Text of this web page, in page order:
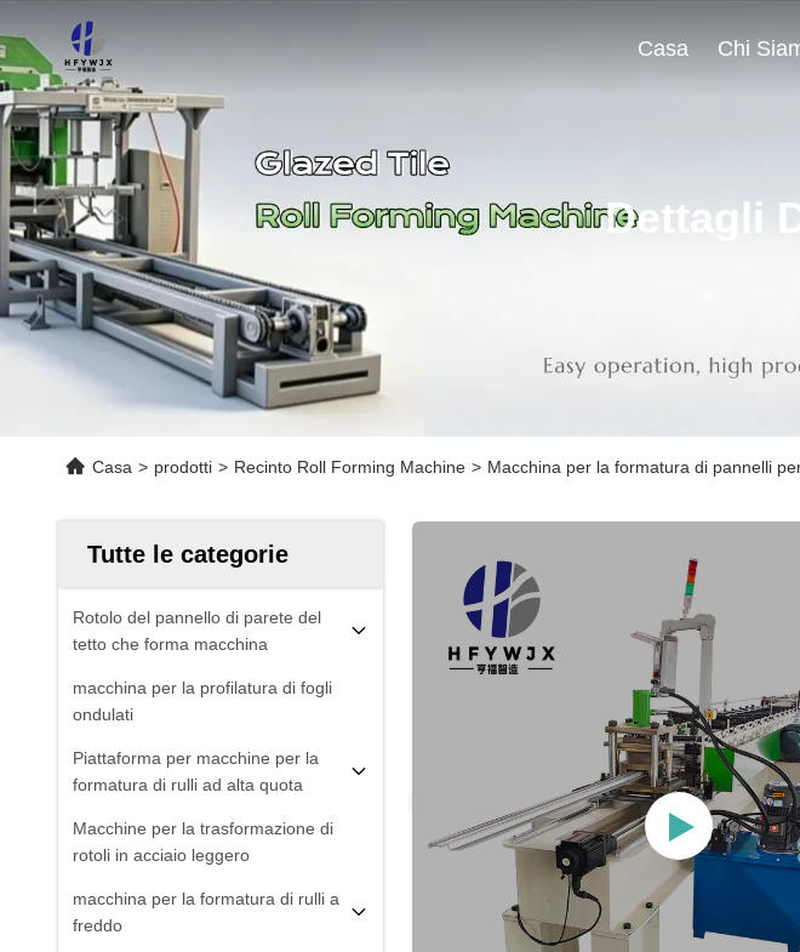
Casa Chi
Dettagli
Casa > prodotti > Recinto Roll Forming Machine > Macchina per la formatura di pannelli
Tutte le categorie
Rotolo del pannello di parete del
tetto che forma macchina
macchina per la profilatura di fogli
ondulati
Piattaforma per macchine per la
formatura di rulli ad alta quota
Macchine per la trasformazione di
rotoli in acciaio leggero
macchina per la formatura di rulli a
freddo